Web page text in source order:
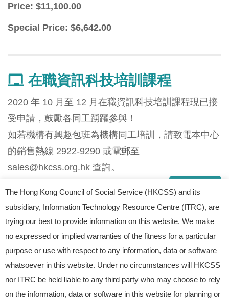
Price: $11,100.00
Special Price: $6,642.00
在職資訊科技培訓課程
2020 年 10 月至 12 月在職資訊科技培訓課程現已接
受申請，鼓勵各同工踴躍參與！
如若機構有興趣包班為機構同工培訓，請致電本中心
的銷售熱線 2922-9290 或電郵至
sales@hkcss.org.hk 查詢。
© 2023 Information Technology Resource Centre.
The Hong Kong Council of Social Service (HKCSS) and its
subsidiary, Information Technology Resource Centre (ITRC), are
trying our best to provide information on this website. We make
no expressed or implied warranties of the fitness for a particular
purpose or use with respect to any information, data or software
whatsoever in this website. Under no circumstances will HKCSS
nor ITRC be held liable to any third party who may choose to rely
on the information, data or software in this website for planning or